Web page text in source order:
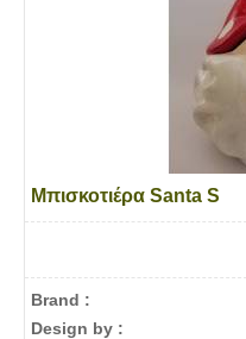
Μπισκοτιέρα Santa S
Brand :
Design by :